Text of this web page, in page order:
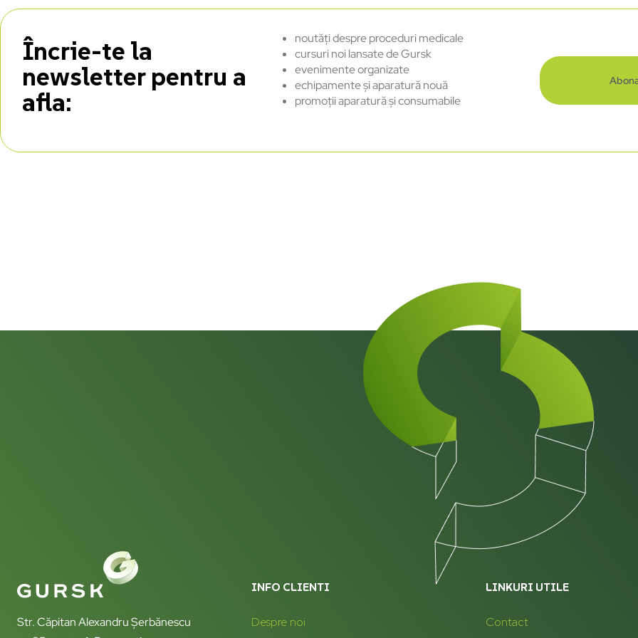
Încrie-te la
newsletter pentru a
afla:
noutăți despre proceduri medicale
cursuri noi lansate de Gursk
evenimente organizate
echipamente și aparatură nouă
promoții aparatură și consumabile
Str. Căpitan Alexandru Șerbănescu
INFO CLIENTI
Despre noi
LINKURI UTILE
Contact